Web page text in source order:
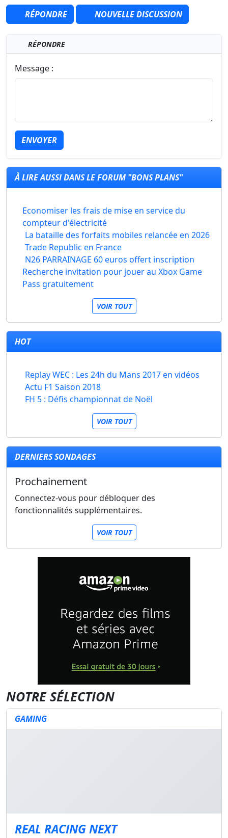
RÉPONDRE NOUVELLE DISCUSSION
RÉPONDRE
Message :
ENVOYER
À LIRE AUSSI DANS LE FORUM "BONS PLANS"
Economiser les frais de mise en service du
compteur d'électricité
La bataille des forfaits mobiles relancée en 2026
Trade Republic en France
N26 PARRAINAGE 60 euros offert inscription
Recherche invitation pour jouer au Xbox Game
Pass gratuitement
VOIR TOUT
HOT
Replay WEC : Les 24h du Mans 2017 en vidéos
Actu F1 Saison 2018
FH 5 : Défis championnat de Noël
VOIR TOUT
DERNIERS SONDAGES
Prochainement
Connectez-vous pour débloquer des
fonctionnalités supplémentaires.
VOIR TOUT
NOTRE SÉLECTION
GAMING
REAL RACING NEXT